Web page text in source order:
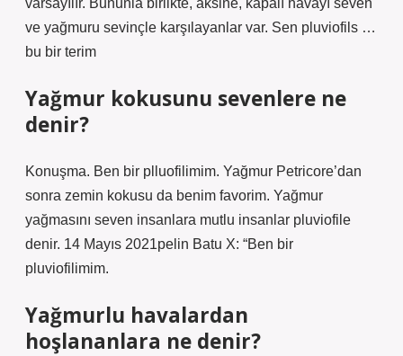
varsayılır. Bununla birlikte, aksine, kapalı havayı seven
ve yağmuru sevinçle karşılayanlar var. Sen pluviofils …
bu bir terim
Yağmur kokusunu sevenlere ne
denir?
Konuşma. Ben bir plluofilimim. Yağmur Petricore’dan
sonra zemin kokusu da benim favorim. Yağmur
yağmasını seven insanlara mutlu insanlar pluviofile
denir. 14 Mayıs 2021pelin Batu X: “Ben bir
pluviofilimim.
Yağmurlu havalardan
hoşlananlara ne denir?